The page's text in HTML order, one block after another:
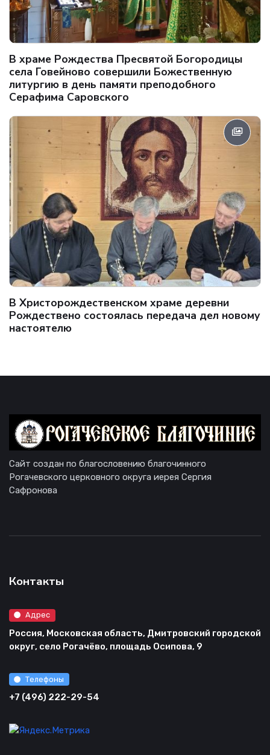
В храме Рождества Пресвятой Богородицы
села Говейново совершили Божественную
литургию в день памяти преподобного
Серафима Саровского
В Христорождественском храме деревни
Рождествено состоялась передача дел новому
настоятелю
Сайт создан по благословению благочинного
Рогачевского церковного округа иерея Сергия
Сафронова
Контакты
Адрес
Россия, Московская область, Дмитровский городской
округ, село Рогачёво, площадь Осипова, 9
Телефоны
+7 (496) 222-29-54